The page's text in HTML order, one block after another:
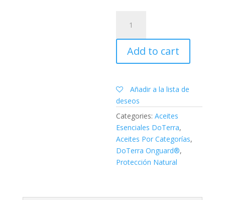
purificante
de
manos
On
-
Pack
de
5
|
27ML
quantity
Add to cart
Añadir a la lista de
deseos
Categories:Aceites
Esenciales DoTerra,
Aceites Por Categorías,
DoTerra Onguard®,
Protección Natural